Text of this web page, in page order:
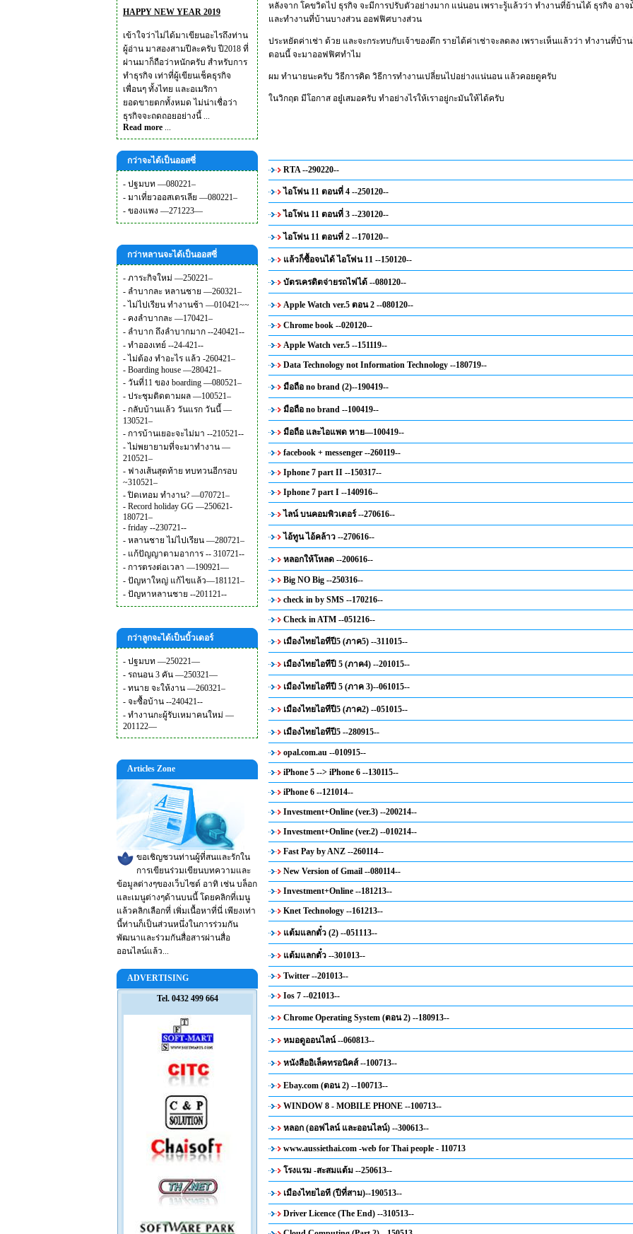
HAPPY NEW YEAR 2019
เข้าใจว่าไม่ได้มาเขียนอะไรถึงท่าน
ผู้อ่าน มาสองสามปีละครับ ปี2018 ที่
ผ่านมาก็ถือว่าหนักครับ สำหรับการ
ทำธุรกิจ เท่าที่ผู้เขียนเช็คธุรกิจ
เพื่อนๆ ทั้งไทย และอเมริกา
ยอดขายตกทั้งหมด ไม่น่าเชื่อว่า
ธุรกิจจะถดถอยอย่างนี้ ...
Read more ...
กว่าจะได้เป็นออสซี่
- ปฐมบท —080221–
- มาเที่ยวออสเตรเลีย —080221–
- ของแพง —271223—
กว่าหลานจะได้เป็นออสซี่
- ภาระกิจใหม่ —250221–
- ลำบากละ หลานชาย —260321–
- ไม่ไปเรียน ทำงานช้า —010421~~
- คงลำบากละ —170421–
- ลำบาก ถึงลำบากมาก --240421--
- ทำอองเทย์ --24-421--
- ไม่ต้อง ทำอะไร แล้ว -260421–
- Boarding house —280421–
- วันที่11 ของ boarding —080521–
- ประชุมติดตามผล —100521–
- กลับบ้านแล้ว วันแรก วันนี้ —
130521–
- การบ้านเยอะจะไม่มา --210521--
- ไม่พยายามที่จะมาทำงาน —
210521–
- ฟางเส้นสุดท้าย ทบทวนอีกรอบ
~310521–
-ปิดเทอม ทำงาน? —070721–
- Record holiday GG —250621-
180721–
- friday --230721--
- หลานชาย ไม่ไปเรียน —280721–
- แก้ปัญญาตามอาการ -- 310721--
- การตรงต่อเวลา —190921—
- ปัญหาใหญ่ แก้ไขแล้ว—181121–
- ปัญหาหลานชาย --201121--
กว่าลูกจะได้เป็นบิ้วเดอร์
- ปฐมบท —250221—
- รถนอน 3 คัน —250321—
- ทนาย จะให้งาน —260321–
- จะซื้อบ้าน --240421--
- ทำงานกะผู้รับเหมาคนใหม่ —
201122—
Articles Zone
ขอเชิญชวนท่านผู้ที่สนและรักใน
การเขียนร่วมเขียนบทความและ
ข้อมูลต่างๆของเว็บไซต์ อาทิ เช่น บล็อก
และเมนูต่างๆด้านบนนี้ โดยคลิกที่เมนู
แล้วคลิกเลือกที่ เพิ่มเนื้อหาที่นี่ เพียงเท่า
นี้ท่านก็เป็นส่วนหนึ่งในการร่วมกัน
พัฒนาและร่วมกันสื่อสารผ่านสื่อ
ออนไลน์แล้ว...
ADVERTISING
Tel. 0432 499 664
หลังจาก โคขวิดไป ธุรกิจ จะมีการปรับตัวอย่างมาก แน่นอน เพราะรู้แล้วว่า ทำงานที่ย้านได้ ธุรกิจ อาจ
และทำงานที่บ้านบางส่วน ออฟฟิศบางส่วน
ประหยัดค่าเช่า ด้วย และจะกระทบกับเจ้าของตึก รายได้ค่าเช่าจะลดลง เพราะเห็นแล้วว่า ทำงานที่บ้า
ตอนนี้ จะมาออฟฟิศทำไม
ผม ทำนายนะครับ วิธีการคิด วิธีการทำงานเปลี่ยนไปอย่างแน่นอน แล้วคอยดูครับ
ในวิกฤต มีโอกาส อยู๋เสมอครับ ทำอย่างไรให้เราอยู่กะมันให้ได้ครับ
RTA --290220--
ไอโฟน 11 ตอนที่ 4 --250120--
ไอโฟน 11 ตอนที่ 3 --230120--
ไอโฟน 11 ตอนที่ 2 --170120--
แล้วก็ซื้อจนได้ ไอโฟน 11 --150120--
บัตรเครดิตจ่ายรถไฟได้ --080120--
Apple Watch ver.5 ตอน 2 --080120--
Chrome book --020120--
Apple Watch ver.5 --151119--
Data Technology not Information Technology --180719--
มือถือ no brand (2)--190419--
มือถือ no brand --100419--
มือถือ และไอแพด หาย—100419--
facebook + messenger --260119--
Iphone 7 part II --150317--
Iphone 7 part I --140916--
ไลน์ บนคอมพิวเตอร์ --270616--
ไอ้ทูน ไอ้คล้าว --270616--
หลอกให้โหลด --200616--
Big NO Big --250316--
check in by SMS --170216--
Check in ATM --051216--
เมืองไทยไอทีปี5 (ภาค5) --311015--
เมืองไทยไอทีปี 5 (ภาค4) --201015--
เมืองไทยไอทีปี 5 (ภาค 3)--061015--
เมืองไทยไอทีปี5 (ภาค2) --051015--
เมืองไทยไอทีปี5 --280915--
opal.com.au --010915--
iPhone 5 --> iPhone 6 --130115--
iPhone 6 --121014--
Investment+Online (ver.3) --200214--
Investment+Online (ver.2) --010214--
Fast Pay by ANZ --260114--
New Version of Gmail --080114--
Investment+Online --181213--
Knet Technology --161213--
แต้มแลกตั๋ว (2) --051113--
แต้มแลกตั๋ว --301013--
Twitter --201013--
Ios 7 --021013--
Chrome Operating System (ตอน 2) --180913--
หมอดูออนไลน์ --060813--
หนังสืออิเล็คทรอนิคส์ --100713--
Ebay.com (ตอน 2) --100713--
WINDOW 8 - MOBILE PHONE --100713--
หลอก (ออฟไลน์ และออนไลน์) --300613--
www.aussiethai.com -web for Thai people - 110713
โรงแรม -สะสมแต้ม --250613--
เมืองไทยไอที (ปีที่สาม)--190513--
Driver Licence (The End) --310513--